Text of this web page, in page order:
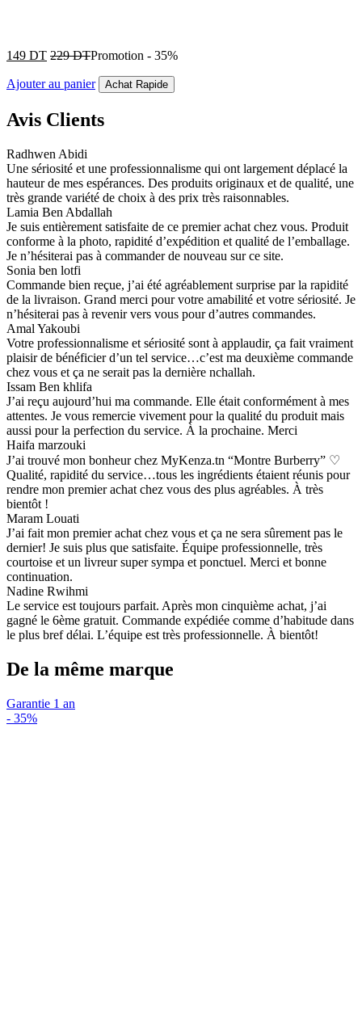
149 DT 229DTPromotion - 35%
Ajouter au panier Achat Rapide
Avis Clients
Radhwen Abidi
Une sériosité et une professionnalisme qui ont largement déplacé la
hauteur de mes espérances. Des produits originaux et de qualité, une
très grande variété de choix à des prix très raisonnables.
Lamia Ben Abdallah
Je suis entièrement satisfaite de ce premier achat chez vous. Produit
conforme à la photo, rapidité d’expédition et qualité de l’emballage.
Je n’hésiterai pas à commander de nouveau sur ce site.
Sonia ben lotfi
Commande bien reçue, j’ai été agréablement surprise par la rapidité
de la livraison. Grand merci pour votre amabilité et votre sériosité. Je
n’hésiterai pas à revenir vers vous pour d’autres commandes.
Amal Yakoubi
Votre professionnalisme et sériosité sont à applaudir, ça fait vraiment
plaisir de bénéficier d’un tel service…c’est ma deuxième commande
chez vous et ça ne serait pas la dernière nchallah.
Issam Ben khlifa
J’ai reçu aujourd’hui ma commande. Elle était conformément à mes
attentes. Je vous remercie vivement pour la qualité du produit mais
aussi pour la perfection du service. À la prochaine. Merci
Haifa marzouki
J’ai trouvé mon bonheur chez MyKenza.tn “Montre Burberry” ♡
Qualité, rapidité du service…tous les ingrédients étaient réunis pour
rendre mon premier achat chez vous des plus agréables. À très
bientôt !
Maram Louati
J’ai fait mon premier achat chez vous et ça ne sera sûrement pas le
dernier! Je suis plus que satisfaite. Équipe professionnelle, très
courtoise et un livreur super sympa et ponctuel. Merci et bonne
continuation.
Nadine Rwihmi
Le service est toujours parfait. Après mon cinquième achat, j’ai
gagné le 6ème gratuit. Commande expédiée comme d’habitude dans
le plus bref délai. L’équipe est très professionnelle. À bientôt!
De la même marque
Garantie 1 an
- 35%